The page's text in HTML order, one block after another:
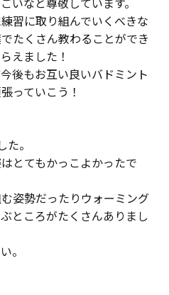
習に取り組んでいくべきな
たくさん教わることができ
えました！
後もお互い良いバドミント
っていこう！
。
とてもかっこよかったで
姿勢だったりウォーミング
ところがたくさんありまし
。